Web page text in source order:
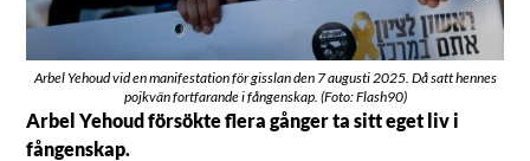
Arbel Yehoud vid en manifestation för gisslan den 7 augusti 2025. Då satt hennes
pojkvän fortfarande i fångenskap. (Foto: Flash90)
Arbel Yehoud försökte flera gånger ta sitt eget liv i
fångenskap.